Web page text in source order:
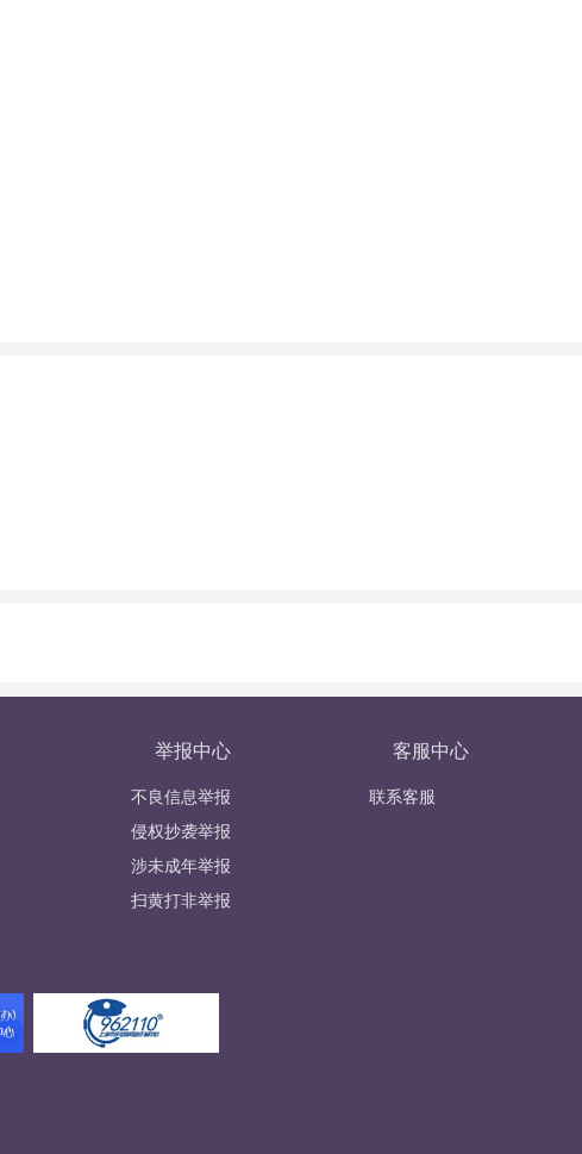
举报中心
不良信息举报
侵权抄袭举报
涉未成年举报
扫黄打非举报
客服中心
联系客服